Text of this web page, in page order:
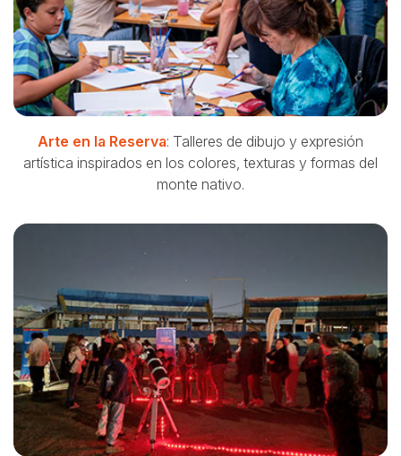
Arte en la Reserva: Talleres de dibujo y expresión
artística inspirados en los colores, texturas y formas del
monte nativo.